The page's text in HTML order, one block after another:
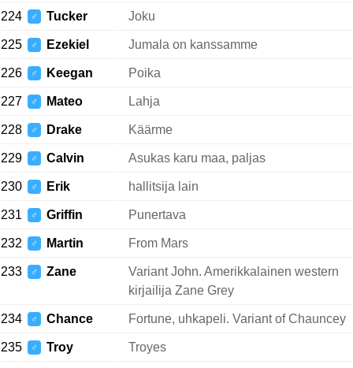
224 ♂ Tucker Joku
225 ♂ Ezekiel Jumala on kanssamme
226 ♂ Keegan Poika
227 ♂ Mateo Lahja
228 ♂ Drake Käärme
229 ♂ Calvin Asukas karu maa, paljas
230 ♂ Erik hallitsija lain
231 ♂ Griffin Punertava
232 ♂ Martin From Mars
233 ♂ Zane
Variant John. Amerikkalainen western
kirjailija Zane Grey
234 ♂ Chance Fortune, uhkapeli. Variant of Chauncey
235 ♂ Troy Troyes